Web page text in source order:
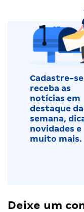
Cadastre-
receba as
notícias em
destaque da
semana,
novidades e
muito mais.
Deixe um